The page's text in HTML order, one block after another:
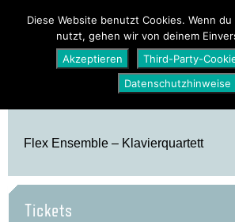
PROGRAMM ÜBER UNS
Flex Ensemble – Klavierquartett
Tickets
Diese Website benutzt Cookies. Wenn
nutzt, gehen wir von deinem
Akzeptieren
Third-Party-
Datenschutzhinweise